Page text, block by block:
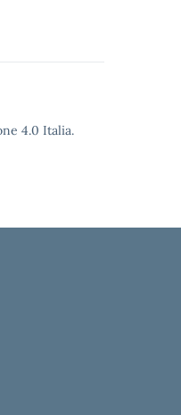
4.0 Italia.